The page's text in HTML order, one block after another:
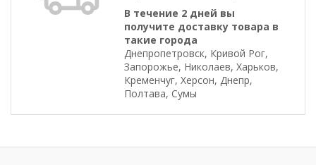
В течение 2 дней вы
получите доставку товара в
такие города
Днепропетровск, Кривой Рог,
Запорожье, Николаев, Харьков,
Кременчуг, Херсон, Днепр,
Полтава, Сумы